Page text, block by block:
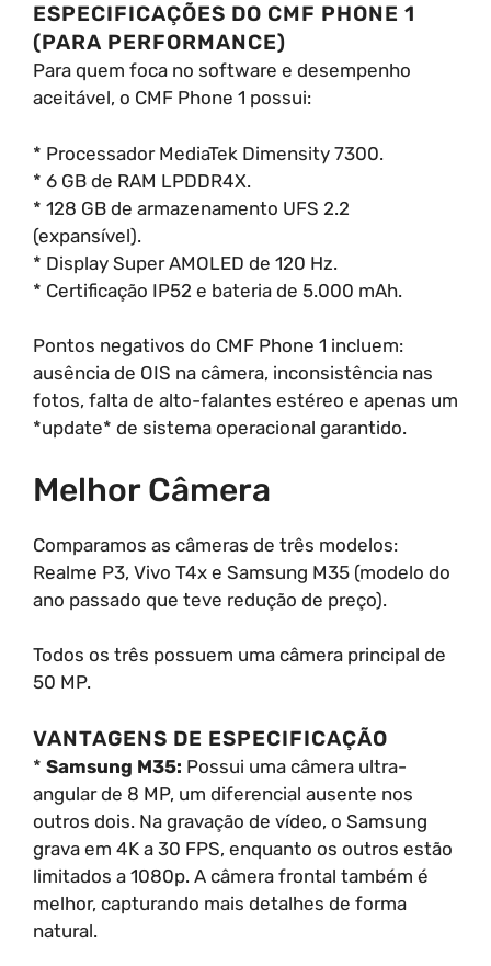
ESPECIFICAÇÕES DO CMF PHONE 1
(PARA PERFORMANCE)
Para quem foca no software e desempenho
aceitável, o CMF Phone 1 possui:
* Processador MediaTek Dimensity 7300.
* 6 GB de RAM LPDDR4X.
* 128 GB de armazenamento UFS 2.2
(expansível).
* Display Super AMOLED de 120 Hz.
* Certificação IP52 e bateria de 5.000 mAh.
Pontos negativos do CMF Phone 1 incluem:
ausência de OIS na câmera, inconsistência nas
fotos, falta de alto-falantes estéreo e apenas um
*update* de sistema operacional garantido.
Melhor Câmera
Comparamos as câmeras de três modelos:
Realme P3, Vivo T4x e Samsung M35 (modelo do
ano passado que teve redução de preço).
Todos os três possuem uma câmera principal de
50 MP.
VANTAGENS DE ESPECIFICAÇÃO
* Samsung M35: Possui uma câmera ultra-
angular de 8 MP, um diferencial ausente nos
outros dois. Na gravação de vídeo, o Samsung
grava em 4K a 30 FPS, enquanto os outros estão
limitados a 1080p. A câmera frontal também é
melhor, capturando mais detalhes de forma
natural.